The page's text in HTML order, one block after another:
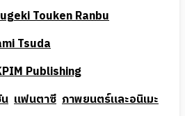
Touken Ranbu
Tsuda
Publishing
แฟนตาซี ภาพยนตร์และอนิเมะ